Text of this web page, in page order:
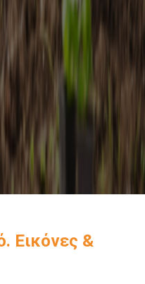
Εικόνες &